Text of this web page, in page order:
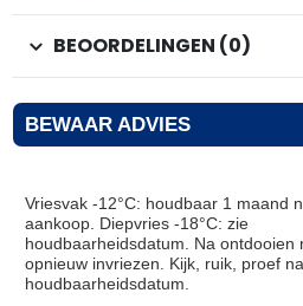
BEOORDELINGEN (0)
BEWAAR ADVIES
Vriesvak -12°C: houdbaar 1 maand
aankoop. Diepvries -18°C: zie
houdbaarheidsdatum. Na ontdooien
opnieuw invriezen. Kijk, ruik, proef
houdbaarheidsdatum.